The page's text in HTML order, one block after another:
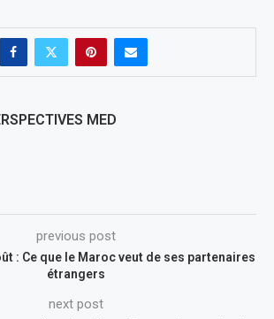
MED
previous post
: Ce que le Maroc veut de ses partenaires
étrangers
next post